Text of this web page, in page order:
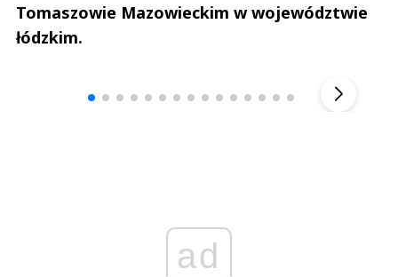
Tomaszowie Mazowieckim w województwie
łódzkim.
ad